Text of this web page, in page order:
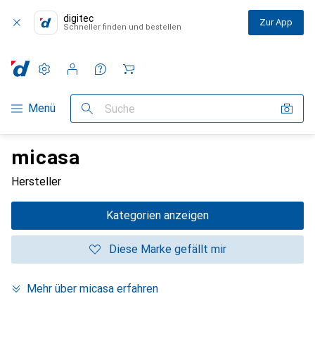
digitec
Schneller finden und bestellen Zur App
Navigation nach Kategorien
Menü Suche
Einstellungen
Kundenkonto
Vergleichslisten
Merklisten
Warenkorb
micasa
Hersteller
Kategorien anzeigen
Diese Marke gefällt mir
Mehr über micasa erfahren